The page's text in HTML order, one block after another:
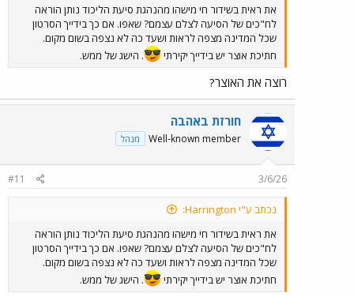
את ראית בשידור חי מישהו מהנהגת סיעת הליכוד נותן הוראה
לח"כים של הסיעה לצלם עצמם? שאפו. אם כך בידייך הסרטון
שכל המדינה מצפה לראות ושעד כה לא נצפה בשום מקום.
חתיכת אוצר יש בידייך יקירתי
. הישג של ממש.
רוצה את האוצר?
חורזת באהבה
Well-known member מנהל
3/6/26
#11
נכתב ע"י Harrington:
את ראית בשידור חי מישהו מהנהגת סיעת הליכוד נותן הוראה
לח"כים של הסיעה לצלם עצמם? שאפו. אם כך בידייך הסרטון
שכל המדינה מצפה לראות ושעד כה לא נצפה בשום מקום.
חתיכת אוצר יש בידייך יקירתי
. הישג של ממש.